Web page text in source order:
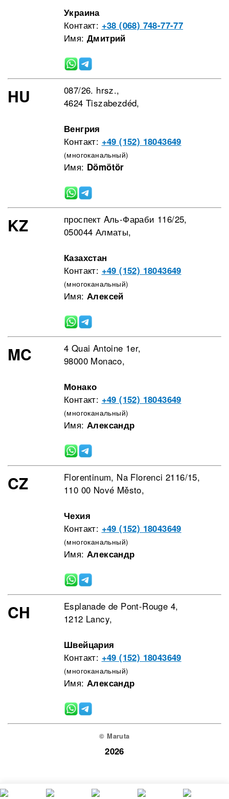
Украина
Контакт: +38 (068) 748-77-77
Имя: Дмитрий
HU
087/26. hrsz.,
4624 Tiszabezdéd,
Венгрия
Контакт: +49 (152) 18043649
(многоканальный)
Имя: Dömötör
KZ
проспект Aль-Фараби 116/25,
050044 Алматы,
Казахстан
Контакт: +49 (152) 18043649
(многоканальный)
Имя: Алексей
MC
4 Quai Antoine 1er,
98000 Monaco,
Монако
Контакт: +49 (152) 18043649
(многоканальный)
Имя: Александр
CZ
Florentinum, Na Florenci 2116/15,
110 00 Nové Město,
Чехия
Контакт: +49 (152) 18043649
(многоканальный)
Имя: Александр
CH
Esplanade de Pont-Rouge 4,
1212 Lancy,
Швейцария
Контакт: +49 (152) 18043649
(многоканальный)
Имя: Александр
© Maruta
2026